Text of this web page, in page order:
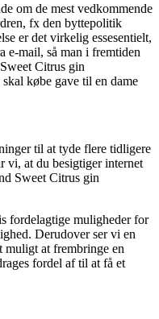
om de mest vedkommende
fx den byttepolitik
er det virkelig essesentielt,
e-mail, så man i fremtiden
Citrus gin
købe gave til en dame
til at tyde flere tidligere
vi, at du besigtiger internet
Sweet Citrus gin
fordelagtige muligheder for
Derudover ser vi en
at frembringe en
fordel af til at få et